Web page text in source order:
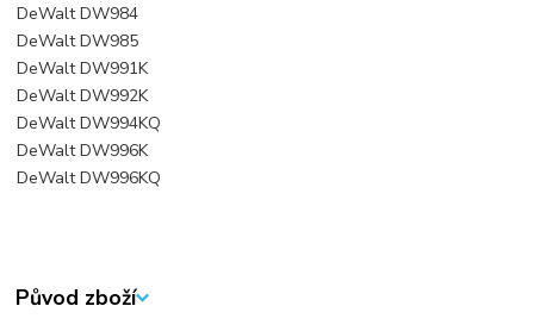
DeWalt DW984
DeWalt DW985
DeWalt DW991K
DeWalt DW992K
DeWalt DW994KQ
DeWalt DW996K
DeWalt DW996KQ
Původ zboží